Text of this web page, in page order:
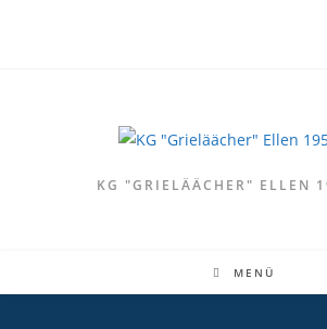
KG "GRIELÄÄCHER" ELLEN
MENÜ